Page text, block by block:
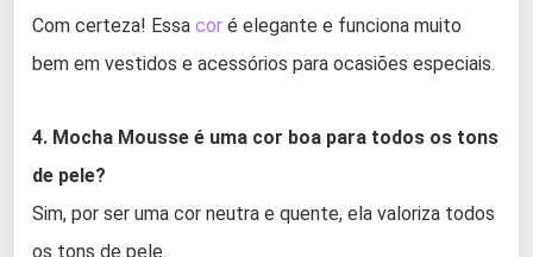
Com certeza! Essa cor é elegante e funciona muito
bem em vestidos e acessórios para ocasiões especiais.
4. Mocha Mousse é uma cor boa para todos os tons
de pele?
Sim, por ser uma cor neutra e quente, ela valoriza todos
os tons de pele.